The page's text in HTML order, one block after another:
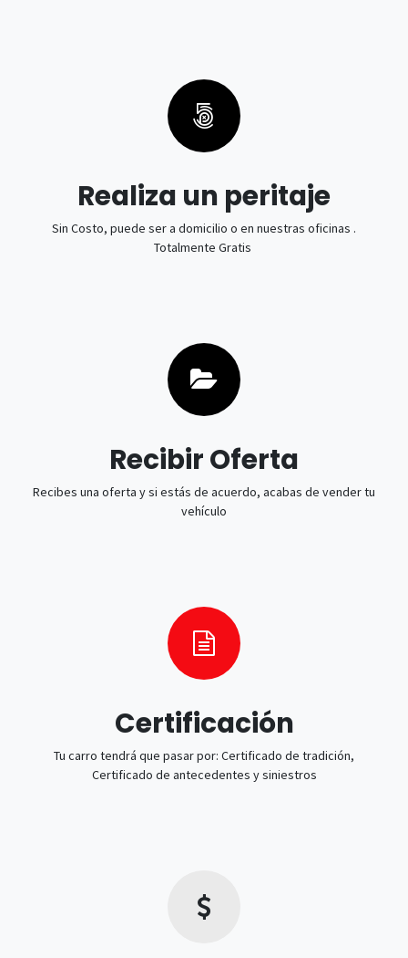
Realiza un peritaje
Sin Costo, puede ser a domicilio o en nuestras oficinas .
Totalmente Gratis
Recibir Oferta
Recibes una oferta y si estás de acuerdo, acabas de vender tu
vehículo
Certificación
Tu carro tendrá que pasar por: Certificado de tradición,
Certificado de antecedentes y siniestros